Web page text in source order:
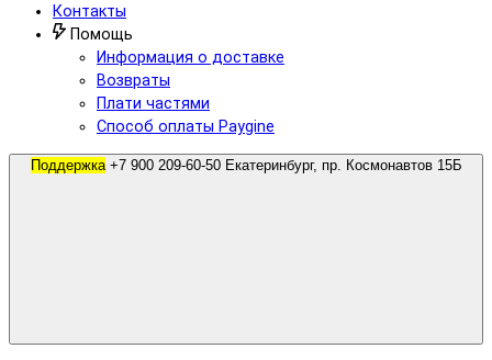
Контакты
Помощь
Информация о доставке
Возвраты
Плати частями
Способ оплаты Paygine
Поддержка